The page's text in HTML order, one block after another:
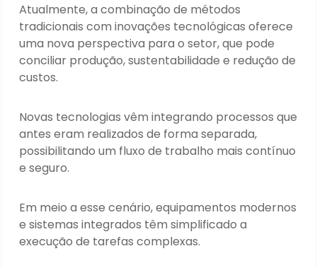
Atualmente, a combinação de métodos
tradicionais com inovações tecnológicas oferece
uma nova perspectiva para o setor, que pode
conciliar produção, sustentabilidade e redução de
custos.
Novas tecnologias vêm integrando processos que
antes eram realizados de forma separada,
possibilitando um fluxo de trabalho mais contínuo
e seguro.
Em meio a esse cenário, equipamentos modernos
e sistemas integrados têm simplificado a
execução de tarefas complexas.